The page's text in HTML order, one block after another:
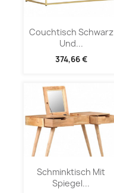
Couchtisch Schwarz
Und...
374,66 €
Schminktisch Mit
Spiegel...